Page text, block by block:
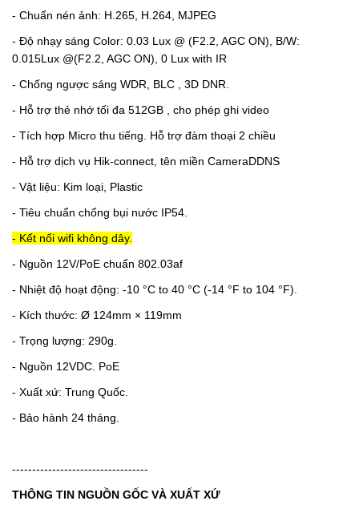
- Chuẩn nén ảnh: H.265, H.264, MJPEG
- Độ nhạy sáng Color: 0.03 Lux @ (F2.2, AGC ON), B/W:
0.015Lux @(F2.2, AGC ON), 0 Lux with IR
- Chống ngược sáng WDR, BLC , 3D DNR.
- Hỗ trợ thẻ nhớ tối đa 512GB , cho phép ghi video
- Tích hợp Micro thu tiếng. Hỗ trợ đàm thoại 2 chiều
- Hỗ trợ dịch vụ Hik-connect, tên miền CameraDDNS
- Vật liệu: Kim loại, Plastic
- Tiêu chuẩn chống bụi nước IP54.
- Kết nối wifi không dây.
- Nguồn 12V/PoE chuẩn 802.03af
- Nhiệt độ hoạt động: -10 °C to 40 °C (-14 °F to 104 °F).
- Kích thước: Ø 124mm × 119mm
- Trọng lượng: 290g.
- Nguồn 12VDC. PoE
- Xuất xứ: Trung Quốc.
- Bảo hành 24 tháng.
----------------------------------
THÔNG TIN NGUỒN GỐC VÀ XUẤT XỨ